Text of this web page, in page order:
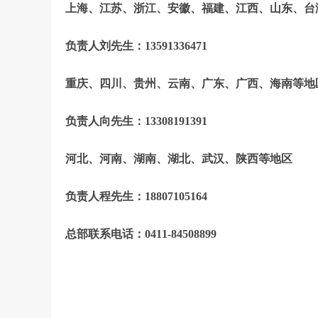
上海、江苏、浙江、安徽、福建、江西、山东、
负责人刘先生：13591336471
重庆、四川、贵州、云南、广东、广西、海南等地
负责人向先生：13308191391
河北、 河南、湖南、湖北、武汉、陕西等地区
负责人程先生：18807105164
总部联系电话：0411-84508899